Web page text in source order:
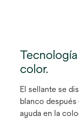
color.
El sellante se
blanco
ayuda en la